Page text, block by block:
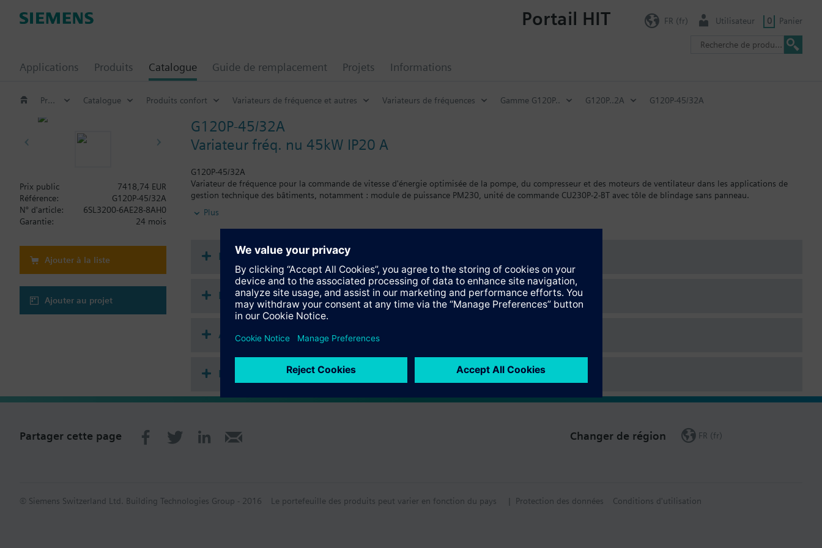
Applications Produits Catalogue Guide de remplacement Projets Informations
Portail HIT FR (fr) Utilisateur 0 Panier
Produits confort Catalogue Produits confort Variateurs de fréquence et autres Variateurs de fréquences Gamme G120P.. G120P..2A G120P-45/32A
G120P-45/32A
Variateur fréq. nu 45kW IP20 A
G120P-45/32A
Variateur de fréquence pour la commande de vitesse d'énergie optimisée de la pompe, du compresseur et des moteurs de ventilateur dans les applications de
gestion technique des bâtiments, notamment : module de puissance PM230, unité de commande CU230P-2-BT avec tôle de blindage sans panneau.
Information complémentaire
Lors de l'utilisation d'un kit de blindage pour le module d'alimentation, la hauteur totale augmente comme suit : FSAA : 80 mm ; FSB : 78 mm ; FSC : 77 mm ;
La profondeur augmente de 10 mm lorsqu'on utilise un BOP-2 et de 20 mm lorsqu'on utilise un IOP-2.
Plus
Prix public
7418,74 EUR
Référence:
G120P-45/32A
N° d'article:
6SL3200-6AE28-8AH0
Garantie:
24 mois
Ajouter à la liste
Ajouter au projet
Documentation
Récapitulatif technique
Accessoires multiples
Module frontal compatible
Partager cette page Changer de région FR (fr)
© Siemens Switzerland Ltd. Building Technologies Group - 2016 Le portefeuille des produits peut varier en fonction du pays | Protection des données Conditions d'utilisation